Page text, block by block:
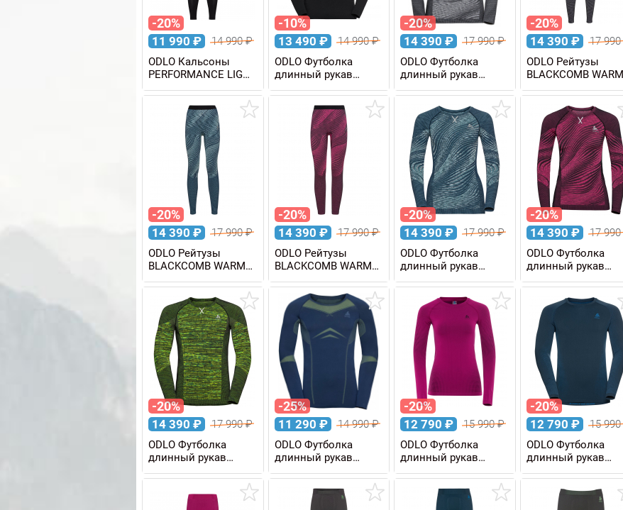
-20%
11 990 ₽ 14 990₽
ODLO Кальсоны
PERFORMANCE LIGHT
мужские
-10%
13 490 ₽ 14 990₽
ODLO Футболка
длинный рукав
PERFORMANCE LIGHT
мужская
-20%
14 390 ₽ 17 990₽
ODLO Футболка
длинный рукав
BLACKCOMB WARM
Eco женская
-20%
14 390 ₽ 17 990
ODLO Рейтузы
BLACKCOMB WARM
Eco женские
-20%
14 390 ₽ 17 990₽
ODLO Рейтузы
BLACKCOMB WARM
Eco женские
-20%
14 390 ₽ 17 990₽
ODLO Рейтузы
BLACKCOMB WARM
Eco женские
-20%
14 390 ₽ 17 990₽
ODLO Футболка
длинный рукав
BLACKCOMB WARM
Eco женская
-20%
14 390 ₽ 17 990
ODLO Футболка
длинный рукав
BLACKCOMB WARM
Eco женская
-20%
14 390 ₽ 17 990₽
ODLO Футболка
длинный рукав
BLACKCOMB WARM
Eco мужская
-25%
11 290 ₽ 14 990₽
ODLO Футболка
длинный рукав
FUNDAMENTALS
PERFORMANCE
WARM мужская
-20%
12 790 ₽ 15 990₽
ODLO Футболка
длинный рукав
PERFORMANCE
WARM Eco женская
-20%
12 790 ₽ 15 990
ODLO Футболка
длинный рукав
PERFORMANCE
WARM Eco